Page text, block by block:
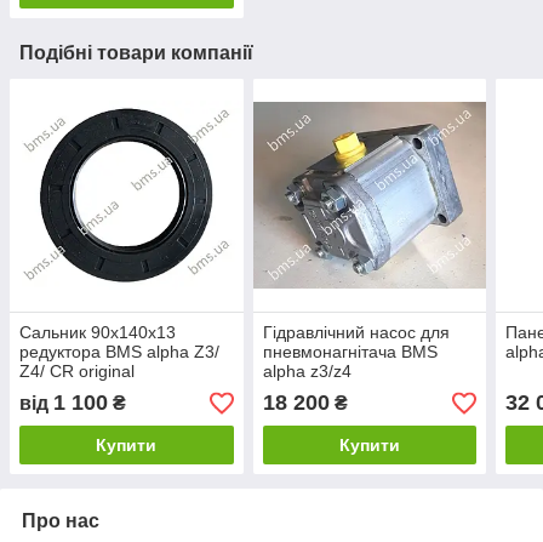
Подібні товари компанії
Сальник 90х140х13
редуктора BMS alpha Z3/
Z4/ CR original
від 1 100 ₴
Купити
Гідравлічний насос для
пневмонагнітача BMS
alpha z3/z4
18 200₴
Купити
32
Про нас